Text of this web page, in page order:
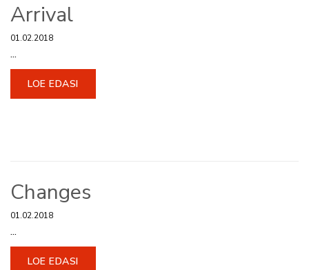
Arrival
01.02.2018
...
LOE EDASI
Changes
01.02.2018
...
LOE EDASI